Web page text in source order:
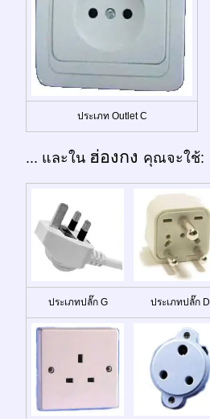
ประเภท Outlet C
... และใน ฮ่องกง คุณจะใช้:
ประเภทปลั๊ก G ประเภทปลั๊ก D